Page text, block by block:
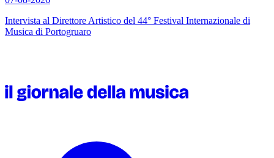
Intervista al Direttore Artistico del 44° Festival Internazionale di
Musica di Portogruaro